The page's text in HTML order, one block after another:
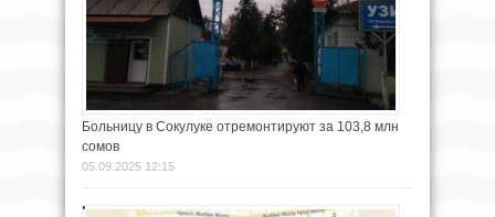
Больницу в Сокулуке отремонтируют за 103,8 млн
сомов
05.09.2025 12:15